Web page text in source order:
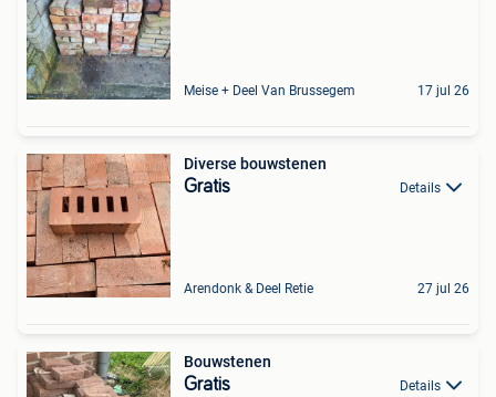
Meise + Deel Van Brussegem 17 jul 26
Diverse bouwstenen
Gratis Details
Arendonk & Deel Retie 27 jul 26
Bouwstenen
Gratis Details